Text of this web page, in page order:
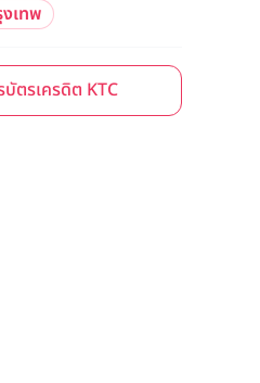
เทพ
ตรเครดิต KTC